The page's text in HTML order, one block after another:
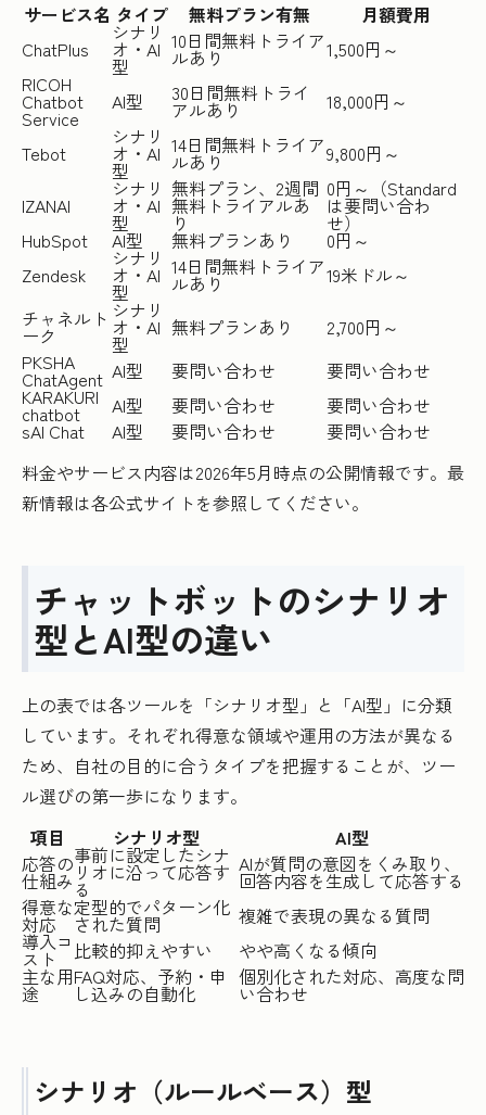
サービス名 タイプ 無料プラン有無
月額費用
ChatPlus
シナリ
オ・AI
型
10日間無料トライア
ルあり
1,500円～
RICOH
Chatbot
Service
AI型 30日間無料トライ
アルあり
18,000円～
Tebot
シナリ
オ・AI
型
14日間無料トライア
ルあり
9,800円～
IZANAI
シナリ
オ・AI
型
無料プラン、2週間
無料トライアルあ
り
0円～（Standard
は要問い合わ
せ）
HubSpot AI型 無料プランあり
0円～
Zendesk
シナリ
オ・AI
型
14日間無料トライア
ルあり
19米ドル～
チャネルト
ーク
シナリ
オ・AI
型
無料プランあり
2,700円～
PKSHA
ChatAgent AI型 要問い合わせ
要問い合わせ
KARAKURI
chatbot AI型 要問い合わせ
要問い合わせ
sAI Chat
AI型 要問い合わせ
要問い合わせ
料金やサービス内容は2026年5月時点の公開情報です。最
新情報は各公式サイトを参照してください。
チャットボットのシナリオ
型とAI型の違い
上の表では各ツールを「シナリオ型」と「AI型」に分類
しています。それぞれ得意な領域や運用の方法が異なる
ため、自社の目的に合うタイプを把握することが、ツー
ル選びの第一歩になります。
項目
シナリオ型
AI型
応答の
仕組み
事前に設定したシナ
リオに沿って応答す
る
AIが質問の意図をくみ取り、
回答内容を生成して応答する
得意な
対応
定型的でパターン化
された質問
複雑で表現の異なる質問
導入コ
スト 比較的抑えやすい
やや高くなる傾向
主な用
途
FAQ対応、予約・申
し込みの自動化
個別化された対応、高度な問
い合わせ
シナリオ（ルールベース）型